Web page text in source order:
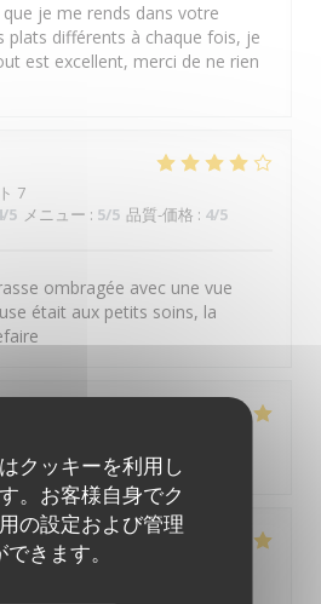
クッキーを利用し
。お客様自身でク
の設定および管理
できます。
je me rends dans votre
plats différents à chaque fois, je
est excellent, merci de ne rien
7
/5 メニュー : 5/5 品質-価格 : 4/5
ombragée avec une vue
était aux petits soins, la
5/5 メニュー:5/5 品質-価格
2